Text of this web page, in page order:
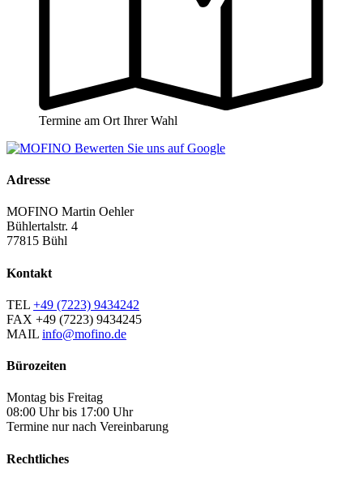
Termine am Ort Ihrer Wahl
Adresse
MOFINO Martin Oehler
Bühlertalstr. 4
77815 Bühl
Kontakt
TEL +49 (7223) 9434242
FAX +49 (7223) 9434245
MAIL info@mofino.de
Bürozeiten
Montag bis Freitag
08:00 Uhr bis 17:00 Uhr
Termine nur nach Vereinbarung
Rechtliches